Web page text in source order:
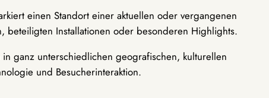
einen Standort einer aktuellen oder vergangenen
beteiligten Installationen oder besonderen Highlights.
ganz unterschiedlichen geografischen, kulturellen
und Besucherinteraktion.